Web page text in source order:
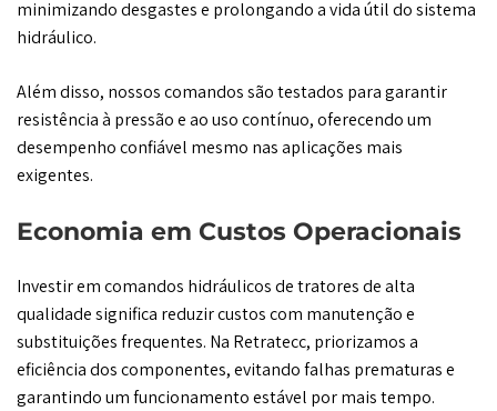
minimizando desgastes e prolongando a vida útil do sistema
hidráulico.
Além disso, nossos comandos são testados para garantir
resistência à pressão e ao uso contínuo, oferecendo um
desempenho confiável mesmo nas aplicações mais
exigentes.
Economia em Custos Operacionais
Investir em comandos hidráulicos de tratores de alta
qualidade significa reduzir custos com manutenção e
substituições frequentes. Na Retratecc, priorizamos a
eficiência dos componentes, evitando falhas prematuras e
garantindo um funcionamento estável por mais tempo.